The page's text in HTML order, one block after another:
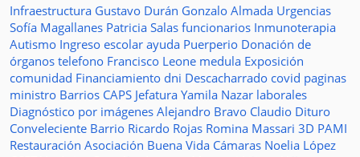
Infraestructura Gustavo Durán Gonzalo Almada Urgencias
Sofía Magallanes Patricia Salas funcionarios Inmunoterapia
Autismo Ingreso escolar ayuda Puerperio Donación de
órganos telefono Francisco Leone medula Exposición
comunidad Financiamiento dni Descacharrado covid paginas
ministro Barrios CAPS Jefatura Yamila Nazar laborales
Diagnóstico por imágenes Alejandro Bravo Claudio Dituro
Conveleciente Barrio Ricardo Rojas Romina Massari 3D PAMI
Restauración Asociación Buena Vida Cámaras Noelia López